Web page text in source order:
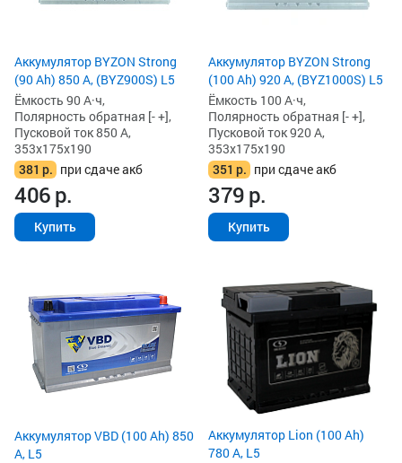
Аккумулятор BYZON Strong
(90 Ah) 850 А, (BYZ900S) L5
Ёмкость 90 А·ч,
Полярность обратная [- +],
Пусковой ток 850 А,
353x175x190
381 р. при сдаче акб
406р.
Купить
Аккумулятор BYZON Strong
(100 Ah) 920 А, (BYZ1000S) L5
Ёмкость 100 А·ч,
Полярность обратная [- +],
Пусковой ток 920 А,
353x175x190
351 р. при сдаче акб
379р.
Купить
Аккумулятор VBD (100 Ah) 850
А, L5
Аккумулятор Lion (100 Ah)
780 А, L5